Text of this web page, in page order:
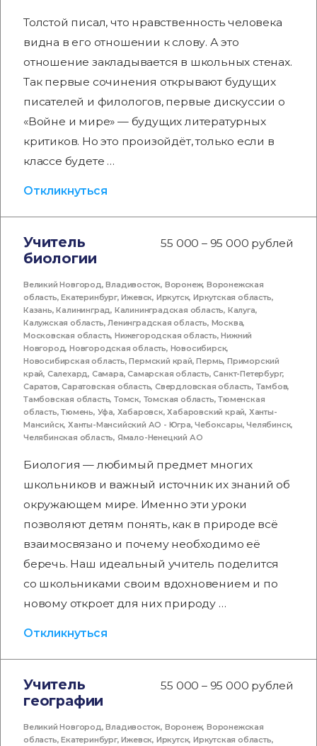
Толстой писал, что нравственность человека
видна в его отношении к слову. А это
отношение закладывается в школьных стенах.
Так первые сочинения открывают будущих
писателей и филологов, первые дискуссии о
«Войне и мире» — будущих литературных
критиков. Но это произойдёт, только если в
классе будете …
Откликнуться
Учитель
биологии
55 000 – 95 000 рублей
Великий Новгород,Владивосток, Воронеж,Воронежская
область,Екатеринбург,Ижевск, Иркутск,Иркутская область,
Казань,Калининград, Калининградская область, Калуга,
Калужская область,Ленинградская область, Москва,
Московская область,Нижегородская область,Нижний
Новгород,Новгородская область, Новосибирск,
Новосибирская область,Пермский край,Пермь,Приморский
край, Салехард, Самара,Самарская область,Санкт-Петербург,
Саратов,Саратовская область,Свердловская область, Тамбов,
Тамбовская область,Томск, Томская область,Тюменская
область,Тюмень, Уфа, Хабаровск,Хабаровский край, Ханты-
Мансийск,Ханты-Мансийский АО - Югра,Чебоксары,Челябинск,
Челябинская область, Ямало-Ненецкий АО
Биология — любимый предмет многих
школьников и важный источник их знаний об
окружающем мире. Именно эти уроки
позволяют детям понять, как в природе всё
взаимосвязано и почему необходимо её
беречь. Наш идеальный учитель поделится
со школьниками своим вдохновением и по
новому откроет для них природу …
Откликнуться
Учитель
географии
55 000 – 95 000 рублей
Великий Новгород,Владивосток, Воронеж,Воронежская
область,Екатеринбург,Ижевск, Иркутск,Иркутская область,